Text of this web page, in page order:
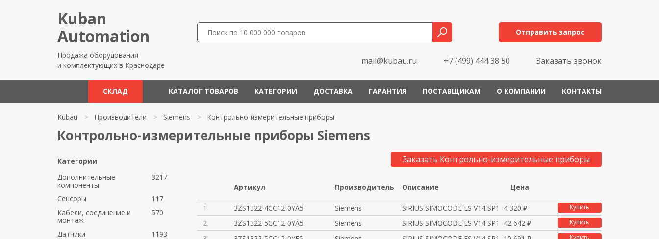
Kuban
Automation
Продажа оборудования
и комплектующих в Краснодаре
Отправить запрос
mail@kubau.ru +7 (499) 444 38 50 Заказать звонок
СКЛАД КАТАЛОГ ТОВАРОВ КАТЕГОРИИ ДОСТАВКА ГАРАНТИЯ ПОСТАВЩИКАМ О КОМПАНИИ КОНТАКТЫ
Kubau > Производители > Siemens > Контрольно-измерительные приборы
Контрольно-измерительные приборы Siemens
Категории
Дополнительные
компоненты
3217
Сенсоры
117
Кабели, соединение и
монтаж
570
Датчики
1193
Заказать Контрольно-измерительные приборы
Артикул Производитель Описание Цена
1 3ZS1322-4CC12-0YA5 Siemens SIRIUS SIMOCODE ES V14 SP1 Bas4 320 ₽ Купить
2 3ZS1322-5CC12-0YA5 Siemens SIRIUS SIMOCODE ES V14 SP1 Sta42 642 ₽ Купить
Купить